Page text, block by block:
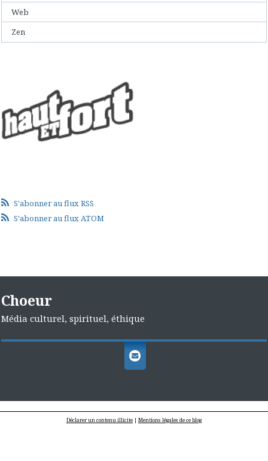
Web
Zen
S'abonner au flux RSS
S'abonner au flux ATOM
Choeur
Média culturel, spirituel, éthique
Déclarer un contenu illicite | Mentions légales de ce blog